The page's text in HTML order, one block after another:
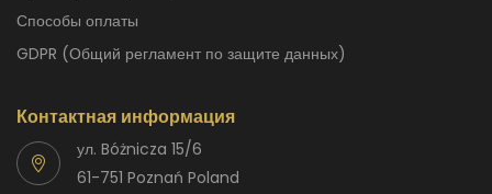
способы оплаты
GDPR (Общий регламент по защите данных)
Контактная информация
ул. Bóżnicza 15/6
61-751 Poznań Poland